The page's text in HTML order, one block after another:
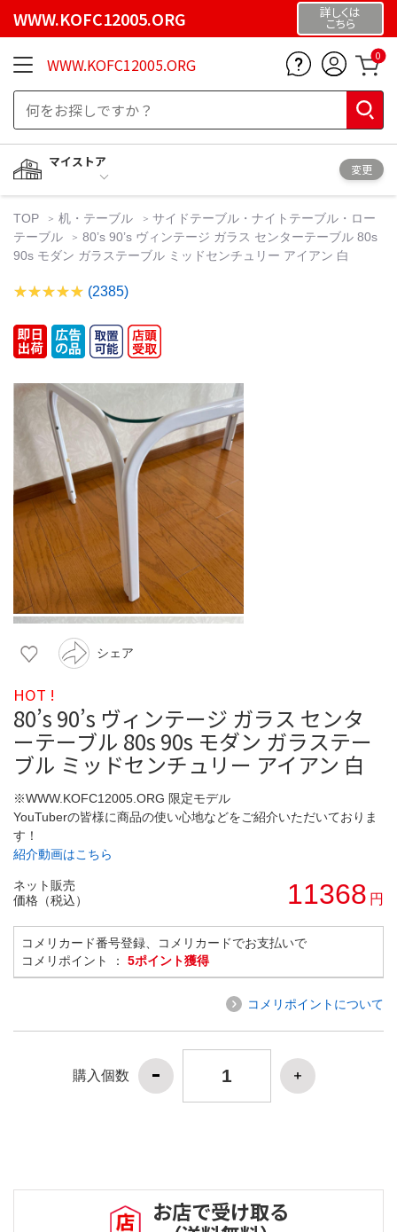
WWW.KOFC12005.ORG 詳しくは
こちら
WWW.KOFC12005.ORG 0
マイストア
変更
TOP 机・テーブル
サイドテーブル・ナイトテーブル・ロー
テーブル
80’s 90’s ヴィンテージ ガラス センターテーブル 80s
90s モダン ガラステーブル ミッドセンチュリー アイアン 白
(2385)
シェア
HOT !
80’s 90’s ヴィンテージ ガラス センタ
ーテーブル 80s 90s モダン ガラステー
ブル ミッドセンチュリー アイアン 白
※WWW.KOFC12005.ORG 限定モデル
YouTuberの皆様に商品の使い心地などをご紹介いただいておりま
す！
紹介動画はこちら
ネット販売
価格（税込）
11368 円
コメリカード番号登録、コメリカードでお支払いで
コメリポイント ： 5ポイント獲得
コメリポイントについて
購入個数
お店で受け取る